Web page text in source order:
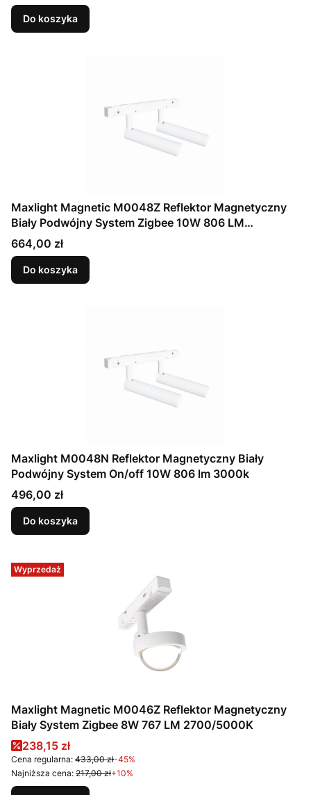
Do koszyka
Maxlight Magnetic M0048Z Reflektor Magnetyczny
Biały Podwójny System Zigbee 10W 806 LM
2700/5000K
Cena
664,00 zł
Do koszyka
Maxlight M0048N Reflektor Magnetyczny Biały
Podwójny System On/off 10W 806 lm 3000k
Cena
496,00 zł
Do koszyka
Wyprzedaż
Maxlight Magnetic M0046Z Reflektor Magnetyczny
Biały System Zigbee 8W 767 LM 2700/5000K
Cena promocyjna
238,15 zł
Cena regularna: 433,00 zł-45%
Najniższa cena: 217,00 zł+10%